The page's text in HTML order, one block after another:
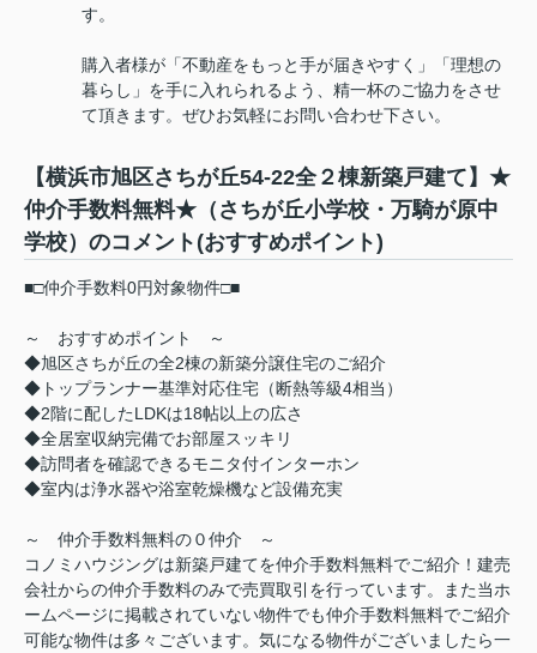
す。
購入者様が「不動産をもっと手が届きやすく」「理想の
暮らし」を手に入れられるよう、精一杯のご協力をさせ
て頂きます。ぜひお気軽にお問い合わせ下さい。
【横浜市旭区さちが丘54-22全２棟新築戸建て】★
仲介手数料無料★（さちが丘小学校・万騎が原中
学校）のコメント(おすすめポイント)
■□仲介手数料0円対象物件□■
～ おすすめポイント ～
◆旭区さちが丘の全2棟の新築分譲住宅のご紹介
◆トップランナー基準対応住宅（断熱等級4相当）
◆2階に配したLDKは18帖以上の広さ
◆全居室収納完備でお部屋スッキリ
◆訪問者を確認できるモニタ付インターホン
◆室内は浄水器や浴室乾燥機など設備充実
～ 仲介手数料無料の０仲介 ～
コノミハウジングは新築戸建てを仲介手数料無料でご紹介！建売
会社からの仲介手数料のみで売買取引を行っています。また当ホ
ームページに掲載されていない物件でも仲介手数料無料でご紹介
可能な物件は多々ございます。気になる物件がございましたら一